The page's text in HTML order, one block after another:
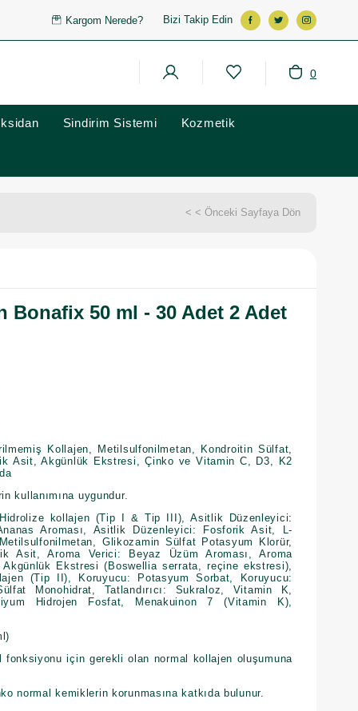
Kargom Nerede? Bizi Takip Edin
0
Sindirim Sistemi Kozmetik
< < Önceki Sayfaya Dön
Bonafix 50 ml - 30 Adet 2 Adet
Kollajen, Metilsulfonilmetan, Kondroitin Sülfat,
Asit, Akgünlük Ekstresi, Çinko ve Vitamin C, D3, K2
kullanımına uygundur.
kollajen (Tip I & Tip III), Asitlik Düzenleyici:
Aroması, Asitlik Düzenleyici: Fosforik Asit, L-
Glikozamin Sülfat Potasyum Klorür,
Asit, Aroma Verici: Beyaz Üzüm Aroması, Aroma
Ekstresi (Boswellia serrata, reçine ekstresi),
(Tip II), Koruyucu: Potasyum Sorbat, Koruyucu:
Monohidrat, Tatlandırıcı: Sukraloz, Vitamin K,
Hidrojen Fosfat, Menakuinon 7 (Vitamin K),
için gerekli olan normal kollajen oluşumuna
normal kemiklerin korunmasına katkıda bulunur.